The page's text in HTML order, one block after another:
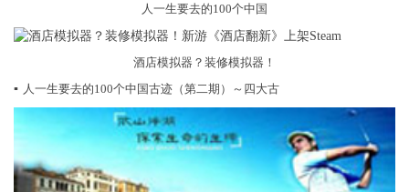
人一生要去的100个中国
酒店模拟器？装修模拟器！
▪ 人一生要去的100个中国古迹（第二期）～四大古